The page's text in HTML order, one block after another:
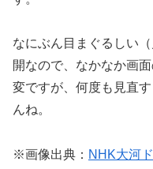
なにぶん目まぐるしい
開なので、なかなか画
変ですが、何度も見直
んね。
※画像出典： NHK大河